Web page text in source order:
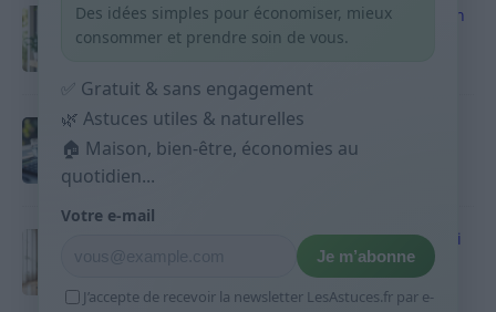
Produits ménagers : comment économiser en
courses sans acheter 10 sprays
Budget mensuel : méthode rapide pour
répartir son salaire dès le jour de paie
9 avril 2026
Sport 10 minutes par jour est-ce utile et quoi
9 avril 2026
Des idées simples pour économiser, mieux
consommer et prendre soin de vous.
✅ Gratuit & sans engagement
🌿 Astuces utiles & naturelles
🏠 Maison, bien-être, économies au
quotidien...
Votre e-mail
Je m’abonne
J’accepte de recevoir la newsletter LesAstuces.fr par e-